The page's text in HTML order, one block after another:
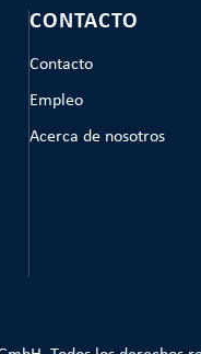
CONTACTO
Contacto
Empleo
Acerca de nosotros